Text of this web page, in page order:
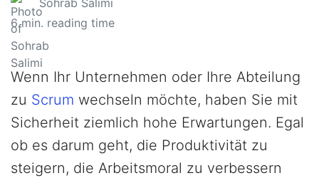
Sohrab Salimi
6min. reading time
Wenn Ihr Unternehmen oder Ihre Abteilung
zu Scrum wechseln möchte, haben Sie mit
Sicherheit ziemlich hohe Erwartungen. Egal
ob es darum geht, die Produktivität zu
steigern, die Arbeitsmoral zu verbessern